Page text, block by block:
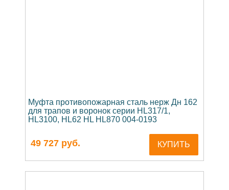
Муфта противопожарная сталь нерж Дн 162
для трапов и воронок серии HL317/1,
HL3100, HL62 HL HL870 004-0193
49 727 руб. КУПИТЬ